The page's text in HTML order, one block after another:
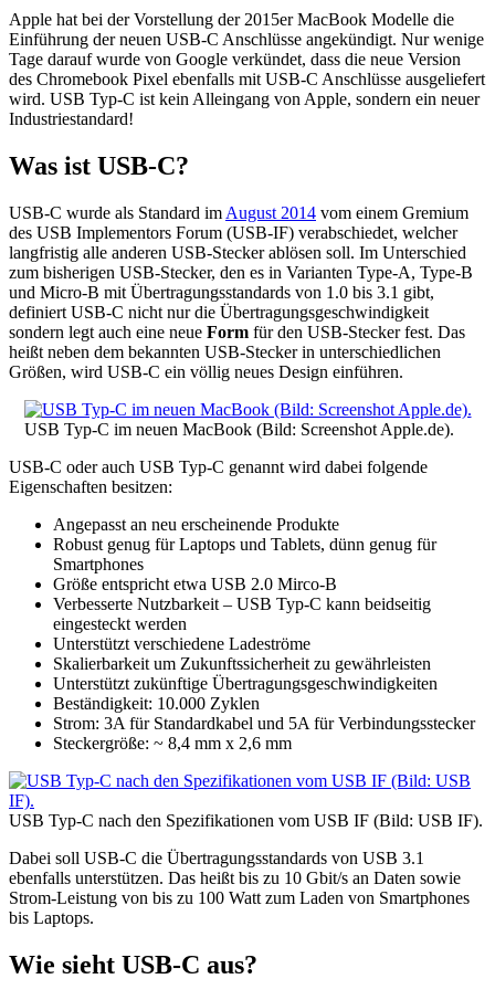
Apple hat bei der Vorstellung der 2015er MacBook Modelle die
Einführung der neuen USB-C Anschlüsse angekündigt. Nur wenige
Tage darauf wurde von Google verkündet, dass die neue Version
des Chromebook Pixel ebenfalls mit USB-C Anschlüsse ausgeliefert
wird. USB Typ-C ist kein Alleingang von Apple, sondern ein neuer
Industriestandard!
Was ist USB-C?
USB-C wurde als Standard im August 2014 vom einem Gremium
des USB Implementors Forum (USB-IF) verabschiedet, welcher
langfristig alle anderen USB-Stecker ablösen soll. Im Unterschied
zum bisherigen USB-Stecker, den es in Varianten Type-A, Type-B
und Micro-B mit Übertragungsstandards von 1.0 bis 3.1 gibt,
definiert USB-C nicht nur die Übertragungsgeschwindigkeit
sondern legt auch eine neue Form für den USB-Stecker fest. Das
heißt neben dem bekannten USB-Stecker in unterschiedlichen
Größen, wird USB-C ein völlig neues Design einführen.
USB Typ-C im neuen MacBook (Bild: Screenshot Apple.de).
USB-C oder auch USB Typ-C genannt wird dabei folgende
Eigenschaften besitzen:
Angepasst an neu erscheinende Produkte
Robust genug für Laptops und Tablets, dünn genug für
Smartphones
Größe entspricht etwa USB 2.0 Mirco-B
Verbesserte Nutzbarkeit – USB Typ-C kann beidseitig
eingesteckt werden
Unterstützt verschiedene Ladeströme
Skalierbarkeit um Zukunftssicherheit zu gewährleisten
Unterstützt zukünftige Übertragungsgeschwindigkeiten
Beständigkeit: 10.000 Zyklen
Strom: 3A für Standardkabel und 5A für Verbindungsstecker
Steckergröße: ~ 8,4 mm x 2,6 mm
USB Typ-C nach den Spezifikationen vom USB IF (Bild: USB IF).
Dabei soll USB-C die Übertragungsstandards von USB 3.1
ebenfalls unterstützen. Das heißt bis zu 10 Gbit/s an Daten sowie
Strom-Leistung von bis zu 100 Watt zum Laden von Smartphones
bis Laptops.
Wie sieht USB-C aus?